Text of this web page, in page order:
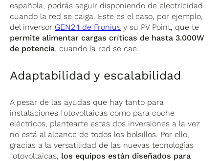
española, podrás seguir disponiendo de electricidad
cuando la red se caiga. Este es el caso, por ejemplo,
del inversor GEN24 de Fronius y su PV Point, que te
permite alimentar cargas críticas de hasta 3.000W
de potencia, cuando la red se cae.
Adaptabilidad y escalabilidad
A pesar de las ayudas que hay tanto para
instalaciones fotovoltaicas como para coche
eléctricos, plantearte estas dos inversiones a la vez
no está al alcance de todos los bolsillos. Por ello,
gracias a la versatilidad de las nuevas tecnologías
fotovoltaicas, los equipos están diseñados para